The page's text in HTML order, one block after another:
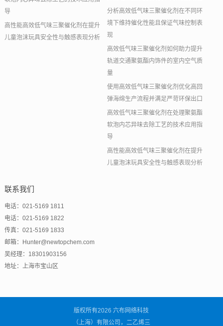
导
高性能高效低气味三聚催化剂在提升
儿童泡沫玩具安全性与触感表现分析
分析高效低气味三聚催化剂在不同环
境下维持催化性能且保证气味控制表
现
高效低气味三聚催化剂如何助力提升
轨道交通聚氨酯内饰件的室内空气质
量
使用高效低气味三聚催化剂优化高回
弹海绵生产流程并满足严苛环保出口
高效低气味三聚催化剂在处理聚氨酯
软泡内芯异味去除工艺的技术应用指
导
高性能高效低气味三聚催化剂在提升
儿童泡沫玩具安全性与触感表现分析
联系我们
电话：021-5169 1811
电话：021-5169 1822
传真：021-5169 1833
邮箱：Hunter@newtopchem.com
吴经理：18301903156
地址：上海市宝山区
版权所有2026 六布网络科技
（上海）有限公司，二乙烯三